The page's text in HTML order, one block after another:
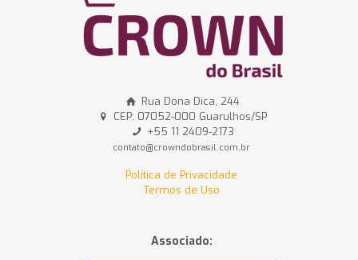
Rua Dona Dica, 244
CEP: 07052-000 Guarulhos/SP
+55 11 2409-2173
contato@crowndobrasil.com.br
Política de Privacidade
Termos de Uso
Associado: